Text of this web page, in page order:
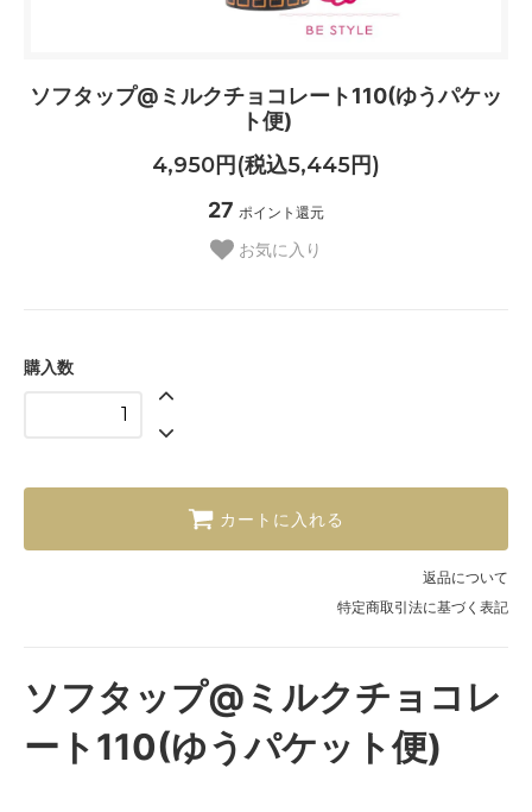
ソフタップ@ミルクチョコレート110(ゆうパケッ
ト便)
4,950円(税込5,445円)
27 ポイント還元
お気に入り
購入数
カートに入れる
返品について
特定商取引法に基づく表記
ソフタップ@ミルクチョコレ
ート110(ゆうパケット便)